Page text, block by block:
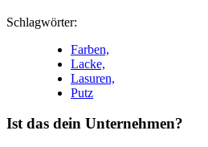
Schlagwörter:
Farben,
Lacke,
Lasuren,
Putz
Ist das dein Unternehmen?